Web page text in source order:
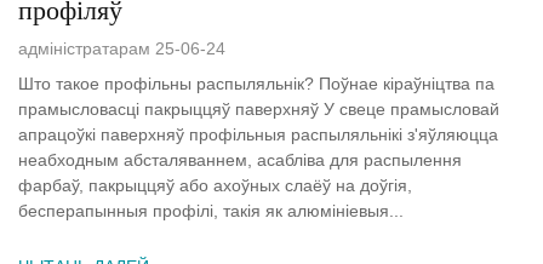
профіляў
адміністратарам 25-06-24
Што такое профільны распыляльнік? Поўнае кіраўніцтва па
прамысловасці пакрыццяў паверхняў У свеце прамысловай
апрацоўкі паверхняў профільныя распыляльнікі з'яўляюцца
неабходным абсталяваннем, асабліва для распылення
фарбаў, пакрыццяў або ахоўных слаёў на доўгія,
бесперапынныя профілі, такія як алюмініевыя...